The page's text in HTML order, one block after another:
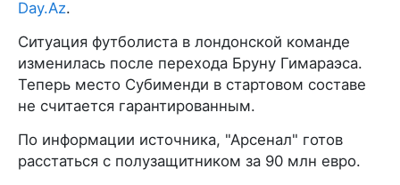
Day.Az.
Ситуация футболиста в лондонской команде
изменилась после перехода Бруну Гимараэса.
Теперь место Субименди в стартовом составе
не считается гарантированным.
По информации источника, "Арсенал" готов
расстаться с полузащитником за 90 млн евро.